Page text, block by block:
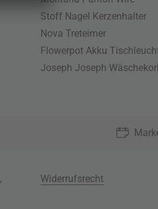
Stoff Nagel Kerzenhalter
Nova Treteimer
Flowerpot Akku
Joseph Joseph
,
Widerrufsrecht